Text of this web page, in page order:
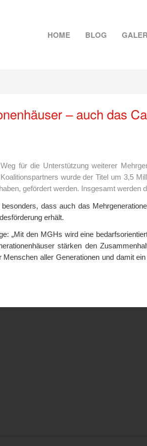
HOME BLOG
– auch das
für die Unterstützung weiterer
wurde der Titel um 3,5
gefördert werden. Insgesamt
dass auch das
erhält.
„Mit den MGHs wird eine
stärken den
aller Generationen und damit